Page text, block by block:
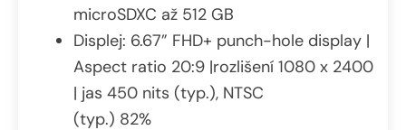
microSDXC až 512 GB
Displej: 6.67” FHD+ punch-hole display |
Aspect ratio 20:9 |rozlišení 1080 x 2400
| jas 450 nits (typ.), NTSC
(typ.) 82%